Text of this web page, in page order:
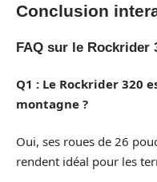
Conclusion
FAQ sur le Rockrider
Q1 : Le Rockrider 320
montagne ?
Oui, ses roues de 26
rendent idéal pour les